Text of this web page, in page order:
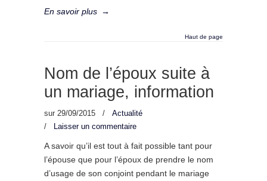
En savoir plus →
Haut de page
Nom de l’époux suite à
un mariage, information
sur 29/09/2015 /
Actualité
/
Laisser un commentaire
A savoir qu’il est tout à fait possible tant pour
l’épouse que pour l’époux de prendre le nom
d’usage de son conjoint pendant le mariage